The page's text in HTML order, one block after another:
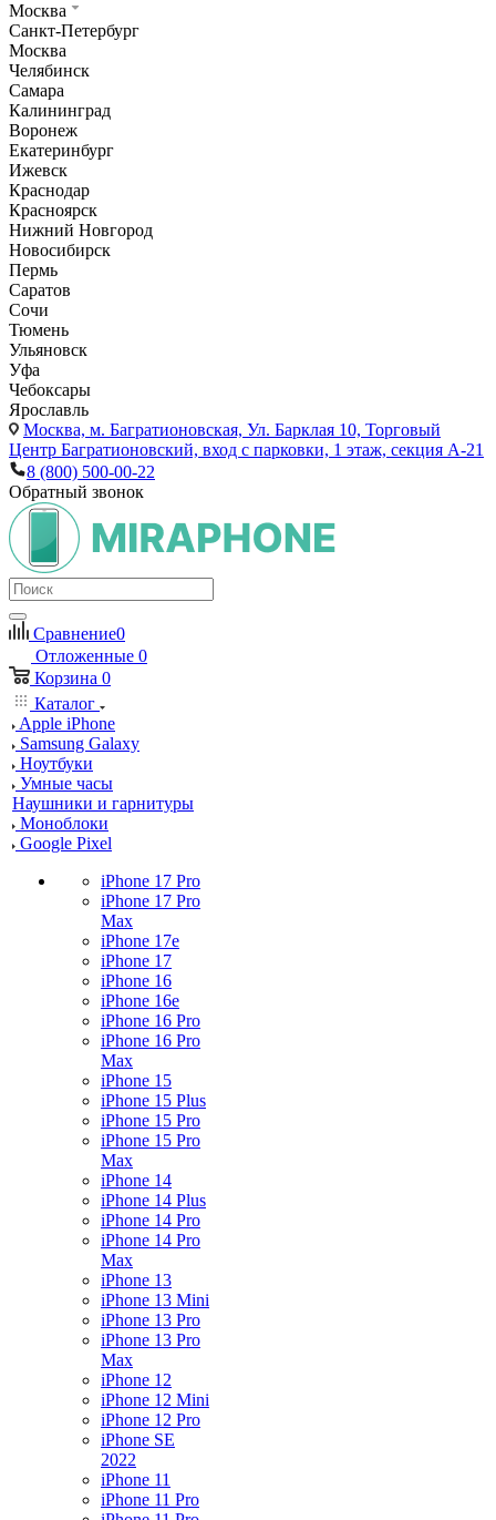
Москва
Санкт-Петербург
Москва
Челябинск
Самара
Калининград
Воронеж
Екатеринбург
Ижевск
Краснодар
Красноярск
Нижний Новгород
Новосибирск
Пермь
Саратов
Сочи
Тюмень
Ульяновск
Уфа
Чебоксары
Ярославль
Москва, м. Багратионовская, Ул. Барклая 10, Торговый
Центр Багратионовский, вход с парковки, 1 этаж, секция А-21
8 (800) 500-00-22
Обратный звонок
Сравнение0
Отложенные 0
Корзина 0
Каталог
Apple iPhone
Samsung Galaxy
Ноутбуки
Умные часы
Наушники и гарнитуры
Моноблоки
Google Pixel
iPhone 17 Pro
iPhone 17 Pro
Max
iPhone 17e
iPhone 17
iPhone 16
iPhone 16e
iPhone 16 Pro
iPhone 16 Pro
Max
iPhone 15
iPhone 15 Plus
iPhone 15 Pro
iPhone 15 Pro
Max
iPhone 14
iPhone 14 Plus
iPhone 14 Pro
iPhone 14 Pro
Max
iPhone 13
iPhone 13 Mini
iPhone 13 Pro
iPhone 13 Pro
Max
iPhone 12
iPhone 12 Mini
iPhone 12 Pro
iPhone SE
2022
iPhone 11
iPhone 11 Pro